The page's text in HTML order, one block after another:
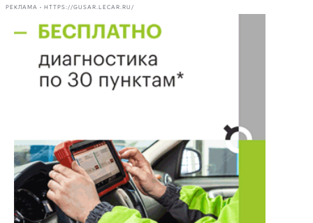
Отделка.
РЕКЛАМА • HTTPS://GUSAR.LECAR.RU/